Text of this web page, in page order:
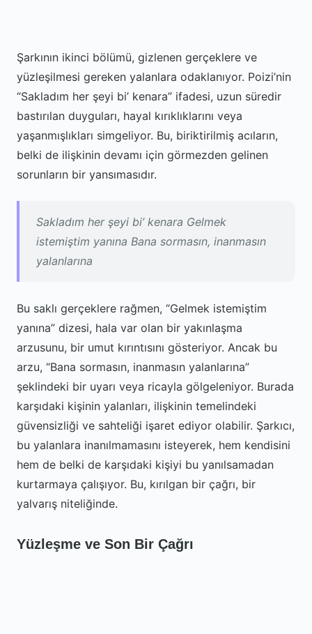
Şarkının ikinci bölümü, gizlenen gerçeklere ve
yüzleşilmesi gereken yalanlara odaklanıyor. Poizi’nin
“Sakladım her şeyi bi’ kenara” ifadesi, uzun süredir
bastırılan duyguları, hayal kırıklıklarını veya
yaşanmışlıkları simgeliyor. Bu, biriktirilmiş acıların,
belki de ilişkinin devamı için görmezden gelinen
sorunların bir yansımasıdır.
Sakladım her şeyi bi’ kenara Gelmek
istemiştim yanına Bana sormasın, inanmasın
yalanlarına
Bu saklı gerçeklere rağmen, “Gelmek istemiştim
yanına” dizesi, hala var olan bir yakınlaşma
arzusunu, bir umut kırıntısını gösteriyor. Ancak bu
arzu, “Bana sormasın, inanmasın yalanlarına”
şeklindeki bir uyarı veya ricayla gölgeleniyor. Burada
karşıdaki kişinin yalanları, ilişkinin temelindeki
güvensizliği ve sahteliği işaret ediyor olabilir. Şarkıcı,
bu yalanlara inanılmamasını isteyerek, hem kendisini
hem de belki de karşıdaki kişiyi bu yanılsamadan
kurtarmaya çalışıyor. Bu, kırılgan bir çağrı, bir
yalvarış niteliğinde.
Yüzleşme ve Son Bir Çağrı